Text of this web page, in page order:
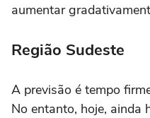
aumentar
Região Sudeste
A previsão é tempo
No entanto, hoje, ainda